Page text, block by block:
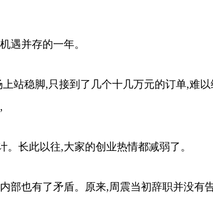
并存的一年。
稳脚,只接到了几个十几万元的订单,难以
待遇来的,
长此以往,大家的创业热情都减弱了。
也有了矛盾。原来,周震当初辞职并没有